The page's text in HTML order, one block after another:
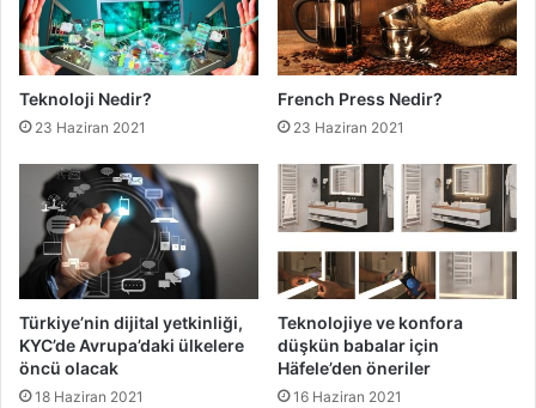
Teknoloji Nedir?
23 Haziran 2021
French Press Nedir?
23 Haziran 2021
Türkiye’nin dijital yetkinliği,
KYC’de Avrupa’daki ülkelere
öncü olacak
18 Haziran 2021
Teknolojiye ve konfora
düşkün babalar için
Häfele’den öneriler
16 Haziran 2021